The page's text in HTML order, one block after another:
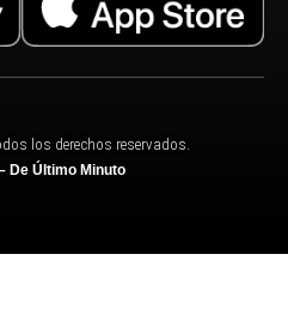
los derechos reservados.
De Último Minuto